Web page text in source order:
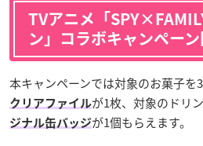
TVアニメ「
ン」コラボキャンペーン
本キャンペーンでは対象のお菓子を
クリアファイルが1枚、対象のドリ
ジナル缶バッジが1個もらえます。